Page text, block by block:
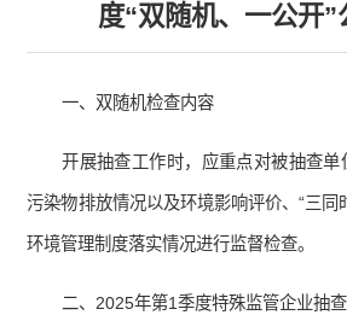
度“双随机、一公开”
一、双随机检查内容
开展抽查工作时，应重点对被抽查单
污染物排放情况以及环境影响评价、“三同
环境管理制度落实情况进行监督检查。
二、2025年第1季度特殊监管企业抽